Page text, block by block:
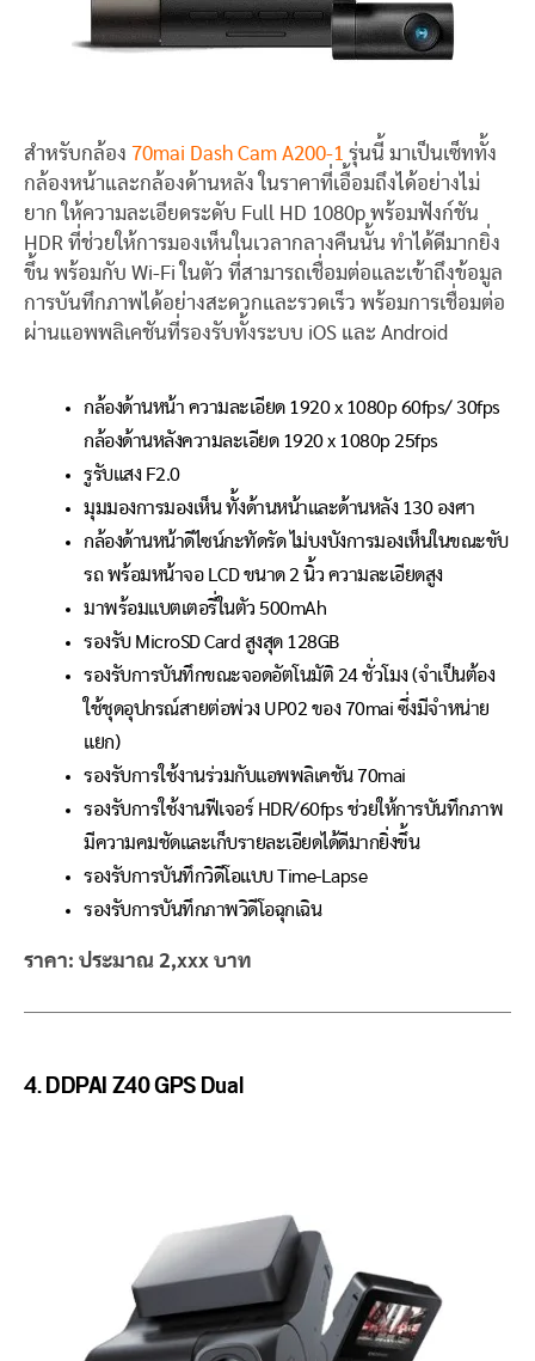
สำหรับกล้อง 70mai Dash Cam A200-1 รุ่นนี้ มาเป็นเซ็ททั้ง
กล้องหน้าและกล้องด้านหลัง ในราคาที่เอื้อมถึงได้อย่างไม่
ยาก ให้ความละเอียดระดับ Full HD 1080p พร้อมฟังก์ชัน
HDR ที่ช่วยให้การมองเห็นในเวลากลางคืนนั้น ทำได้ดีมากยิ่ง
ขึ้น พร้อมกับ Wi-Fi ในตัว ที่สามารถเชื่อมต่อและเข้าถึงข้อมูล
การบันทึกภาพได้อย่างสะดวกและรวดเร็ว พร้อมการเชื่อมต่อ
ผ่านแอพพลิเคชันที่รองรับทั้งระบบ iOS และ Android
กล้องด้านหน้า ความละเอียด 1920 x 1080p 60fps/ 30fps
กล้องด้านหลังความละเอียด 1920 x 1080p 25fps
รูรับแสง F2.0
มุมมองการมองเห็น ทั้งด้านหน้าและด้านหลัง 130 องศา
กล้องด้านหน้าดีไซน์กะทัดรัด ไม่บงบังการมองเห็นในขณะขับ
รถ พร้อมหน้าจอ LCD ขนาด 2 นิ้ว ความละเอียดสูง
มาพร้อมแบตเตอรี่ในตัว 500mAh
รองรับ MicroSD Card สูงสุด 128GB
รองรับการบันทึกขณะจอดอัตโนมัติ 24 ชั่วโมง (จำเป็นต้อง
ใช้ชุดอุปกรณ์สายต่อพ่วง UP02 ของ 70mai ซึ่งมีจำหน่าย
แยก)
รองรับการใช้งานร่วมกับแอพพลิเคชัน 70mai
รองรับการใช้งานฟีเจอร์ HDR/60fps ช่วยให้การบันทึกภาพ
มีความคมชัดและเก็บรายละเอียดได้ดีมากยิ่งขึ้น
รองรับการบันทึกวิดีโอแบบ Time-Lapse
รองรับการบันทึกภาพวิดีโอฉุกเฉิน
ราคา: ประมาณ 2,xxx บาท
4.DDPAI Z40 GPS Dual